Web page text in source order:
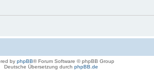
by phpBB® Forum Software © phpBB Group
Deutsche Übersetzung durch phpBB.de